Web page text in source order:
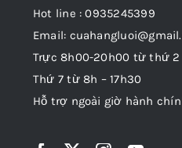
Hot line : 0935245399
Email:
Trực 8h00-20h00 từ thứ
Thứ 7 từ 8h – 17h30
Hỗ trợ ngoài giờ hành